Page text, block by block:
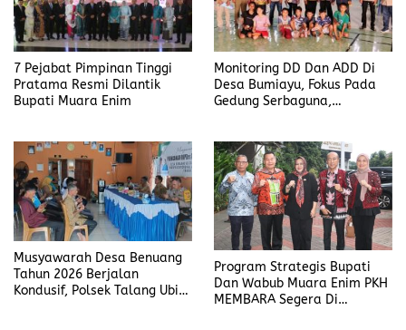
7 Pejabat Pimpinan Tinggi
Pratama Resmi Dilantik
Bupati Muara Enim
Monitoring DD Dan ADD Di
Desa Bumiayu, Fokus Pada
Gedung Serbaguna,
Musyawarah Desa Benuang
Tahun 2026 Berjalan
Kondusif, Polsek Talang Ubi
Program Strategis Bupati
Dan Wabub Muara Enim PKH
MEMBARA Segera Di